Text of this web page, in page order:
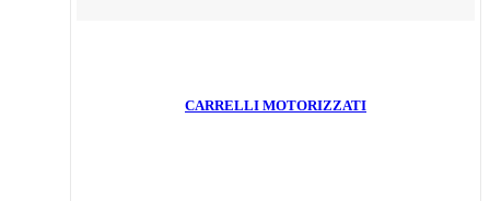
CARRELLI MOTORIZZATI